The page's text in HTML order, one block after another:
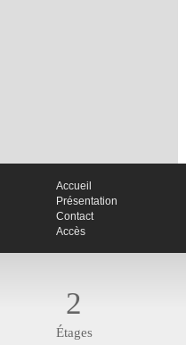
Accueil
Présentation
Contact
Accès
2
Étages